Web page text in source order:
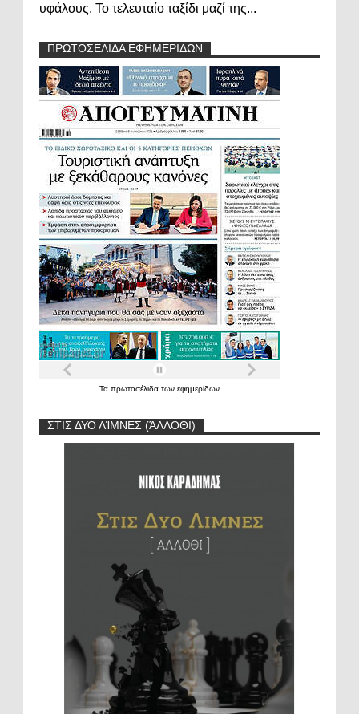
υφάλους. Το τελευταίο ταξίδι μαζί της...
ΠΡΩΤΟΣΕΛΙΔΑ ΕΦΗΜΕΡΙΔΩΝ
Τα πρωτοσέλιδα των εφημερίδων
ΣΤΙΣ ΔΥΟ ΛΊΜΝΕΣ (ΆΛΛΟΘΙ)